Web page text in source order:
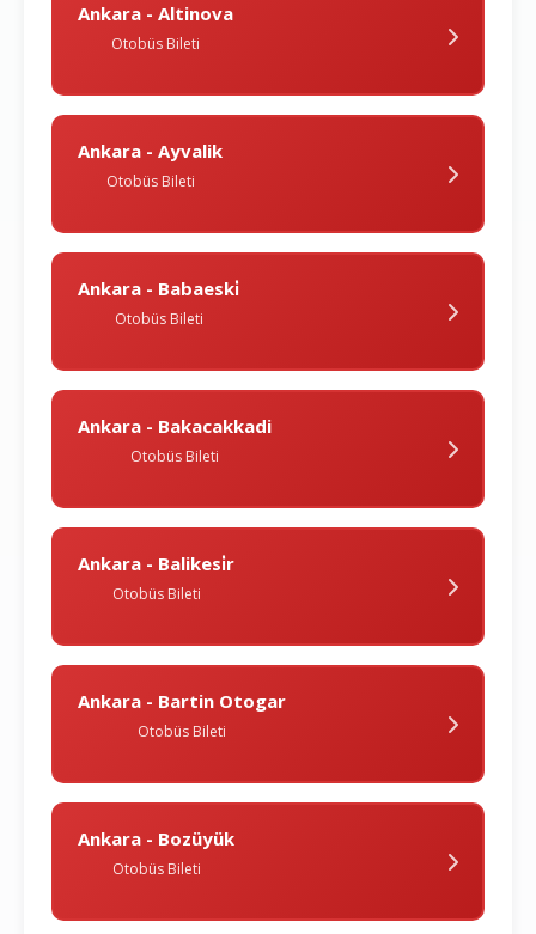
Ankara - Altinova
Otobüs Bileti
Ankara - Ayvalik
Otobüs Bileti
Ankara - Babaeski̇
Otobüs Bileti
Ankara - Bakacakkadi
Otobüs Bileti
Ankara - Balikesi̇r
Otobüs Bileti
Ankara - Bartin Otogar
Otobüs Bileti
Ankara - Bozüyük
Otobüs Bileti